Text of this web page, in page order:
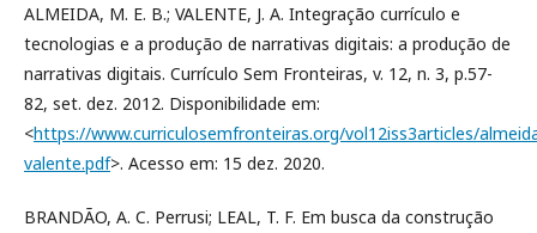
ALMEIDA, M. E. B.; VALENTE, J. A. Integração currículo e
tecnologias e a produção de narrativas digitais: a produção de
narrativas digitais. Currículo Sem Fronteiras, v. 12, n. 3, p.57-
82, set. dez. 2012. Disponibilidade em:
<https://www.curriculosemfronteiras.org/vol12iss3articles/
valente.pdf>. Acesso em: 15 dez. 2020.
BRANDÃO, A. C. Perrusi; LEAL, T. F. Em busca da construção